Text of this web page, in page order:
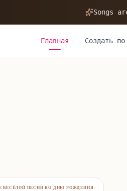
Songs
Главная Создать
ВЕСЁЛОЙ ПЕСНИ КО ДНЮ РОЖДЕНИЯ